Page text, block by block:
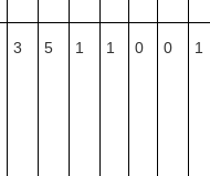
3 5 1 1 0 0 1